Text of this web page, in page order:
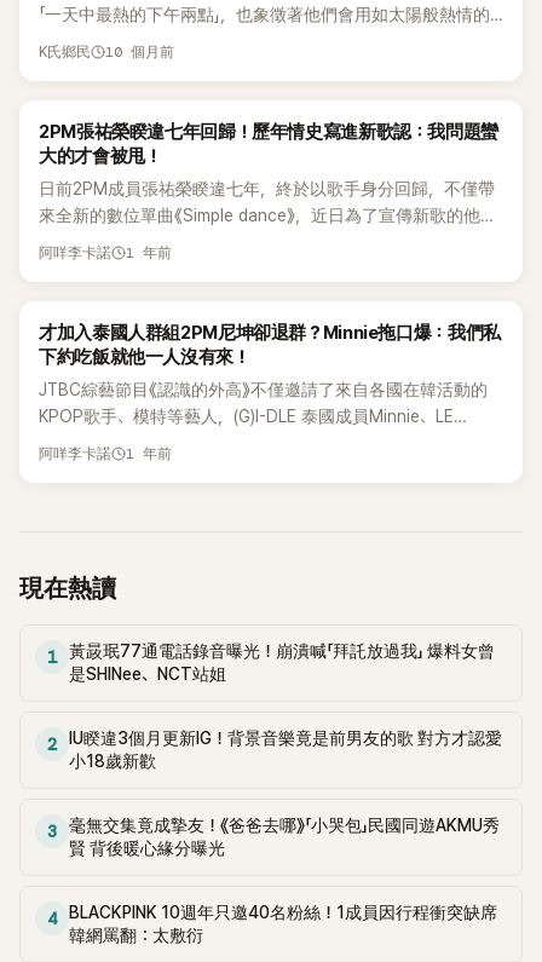
「一天中最熱的下午兩點」，也象徵著他們會用如太陽般熱情的
歌舞帶動大家。2PM一貫的高難度舞蹈、充滿陽剛硬漢魅力的
血汗故事。近日成員 李俊昊 在節目中坦言，當年在2PM活動
時，他曾在脊椎骨斷裂的情況下仍強撐登台表演！敬業到這個
綜藝節目《妖精在炯》時，聊到2PM全盛時期的辛苦往事。他回
憶說：「那時我們的舞蹈都很激烈、包含翻滾動作。有一次肩膀
整個脫臼、韌帶完全撕裂，（肩膀上）打了8個洞。像韌帶撕裂
這種事，對我們來說根本是家常便飯。」 他進一步透露，自己當
表示：「我記得那天彩排時頭痛到站不穩，最後整個倒下。去醫
院檢查才知道脊椎斷了，醫生要我繫上護腰才能撐住。」 李俊
昊說，他戴著護具前往海外演唱會。他透露堅持登台：「因為那
是約定。音樂一響起，身體就會自然動起來。腎上腺素湧上來
絲聽了心疼不已：「天啊，這根本是拼命三郎吧！」、「敬業到讓
持人也紅了眼眶。 李俊昊透露，其實學生時代他對演戲比唱歌
更感興趣。他說：「當2PM成員們開始演戲時，我想著『總有一
今成功轉型成為演技派男神，從《衣袖紅鑲邊》、《二十行不
行》、《金科長》到《歡迎來到王之國》，李俊昊用實力證明：「他
K氏鄉民 10 個月前
K-POP
2PM張祐榮睽違七年回歸！歷年情史寫進新歌認：我問題蠻
大的才會被甩！
日前2PM成員張祐榮睽違七年，終於以歌手身分回歸，不僅帶
來全新的數位單曲《Simple dance》，近日為了宣傳新歌的他，
也登上了主持人金淑的網路節目《金淑TV》並透露了自己的戀愛
簡風格的露營比較符合我的性格」，並對金淑熟悉各式露營用品
表示敬佩。 然而金淑還特地為新手祐榮準備了露營禮物，包括
因為在拍攝才這樣說，我真的嚇了一跳」，但金淑笑說「這些放
到二手網站馬上就能賣掉」，張祐榮則回：「對啊，我剛剛其實
不太敢打開」，展現搞笑魅力。 節目中還聊到祐榮的新歌，金淑
說：「怎麼辦啊，祐榮如果太忙就不好玩了，他是打電話一秒內
淑繼續問：「作詞不就是來自經驗嗎？你應該有對象吧？」在她
接著問：「是被甩的吧？」祐榮說：「通常是被甩的一方」，讓她驚
呼：「為什麼會甩祐榮啊！」他則苦笑回應：「我有很多問題啦」。
阿咩李卡諾 1 年前
K-POP
才加入泰國人群組2PM尼坤卻退群？Minnie拖口爆：我們私
下約吃飯就他一人沒有來！
JTBC綜藝節目《認識的外高》不僅邀請了來自各國在韓活動的
KPOP歌手、模特等藝人，(G)I-DLE 泰國成員Minnie、LE
SSERAFIM日本成員宮脇咲良都是節目的固定班底之一。 然而
Minnie也回憶道：「Nichkhun當時簡直是『泰國王子』本尊，沒有
人不認識他。」然而，當Sakura問她：「Minnie姐姐當時也喜歡
外，Minnie也透露了先前節目中提及的「泰國藝人群組聊天」幕
後故事。當時她曾提到Nichkhun已經退出該群，但這次話題再
開了新的群組……」。 然而，Nichkhun卻表示：「從來沒有過什
麼群組」他進一步解釋，自己從未被邀請進去，而是曾經加入過
裡，Alberto開玩笑地說：「如果Nichkhun、Minnie、BamBam
和Lisa一起去吃飯，那場面一定超級壯觀！」Jonathan則驚呼：
年齡差距太大了。」Sakura則打趣地說：「就算不來，給張卡就
好了啊！」引發現場笑聲。 Boom則替Nichkhun緩頰：「以前作
阿咩李卡諾 1 年前
現在熱讀
1
黃晸珉77通電話錄音曝光！崩潰喊「拜託放過我」 爆料女曾
是SHINee、NCT站姐
2
IU睽違3個月更新IG！背景音樂竟是前男友的歌 對方才認愛
小18歲新歡
3
毫無交集竟成摯友！《爸爸去哪》「小哭包」民國同遊AKMU秀
賢 背後暖心緣分曝光
4
BLACKPINK 10週年只邀40名粉絲！1成員因行程衝突缺席
韓網罵翻：太敷衍